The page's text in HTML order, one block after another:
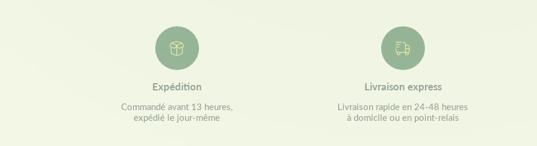
Expédition
Commandé avant 13 heures,
expédié le jour-même
Livraison express
Livraison rapide en 24-48 heures
à domicile ou en point-relais